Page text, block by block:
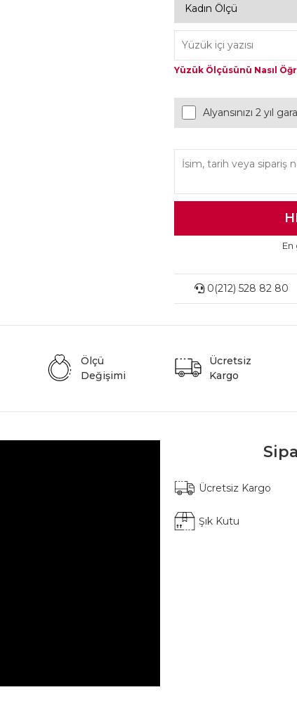
Yüzük Ölçüsünü Nasıl
Alyansınızı 2 yıl
En
0(212) 528 82 80
Ölçü
Değişimi
Ücretsiz
Kargo
Ücretsiz Kargo
Şık Kutu